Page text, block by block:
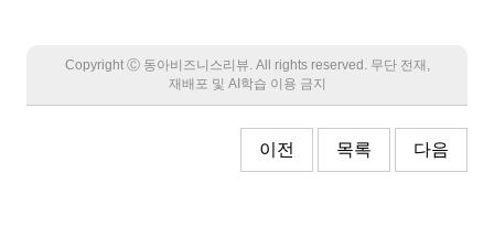
Copyright Ⓒ 동아비즈니스리뷰. All rights reserved. 무단 전재,
재배포 및 AI학습 이용 금지
이전 목록 다음